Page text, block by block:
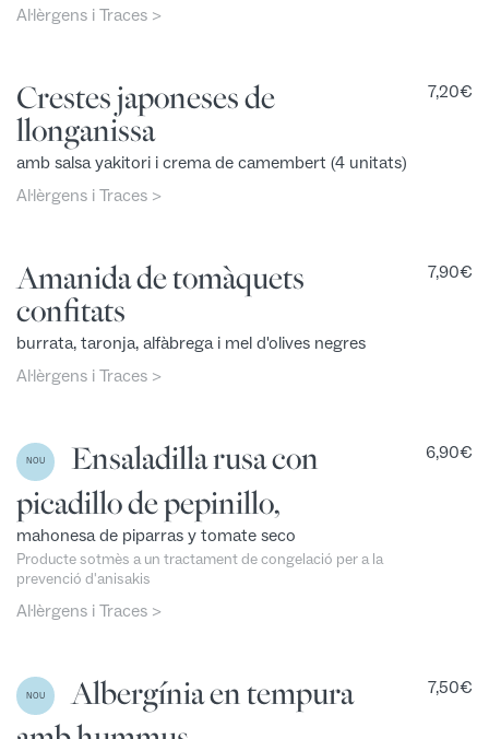
Al·lèrgens i Traces >
Crestes japoneses de
llonganissa
amb salsa yakitori i crema de camembert (4 unitats)
Al·lèrgens i Traces >
7,20€
Amanida de tomàquets
confitats
burrata, taronja, alfàbrega i mel d'olives negres
Al·lèrgens i Traces >
7,90€
NOU
Ensaladilla rusa con
picadillo de pepinillo,
mahonesa de piparras y tomate seco
Producte sotmès a un tractament de congelació per a la
prevenció d'anisakis
Al·lèrgens i Traces >
6,90€
NOU
Albergínia en tempura
7,50€